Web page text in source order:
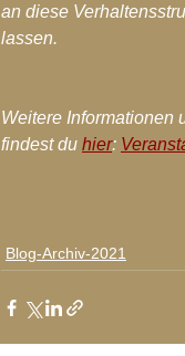
an diese
lassen.
Weitere Informationen
findest du hier:
Blog-Archiv-2021